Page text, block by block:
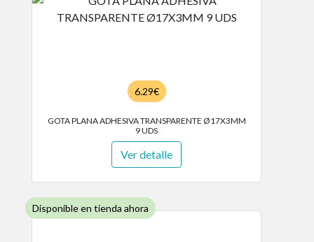
6.29€
GOTA PLANA ADHESIVA TRANSPARENTE Ø17X3MM
9 UDS
Ver detalle
Disponible en tienda ahora